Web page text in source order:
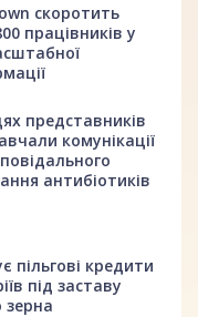
скоротить
працівників у
представників
комунікації
антибіотиків
пільгові кредити
під заставу
зерна